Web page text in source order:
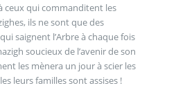
ceux qui commanditent les
ils ne sont que des
saignent l’Arbre à chaque fois
soucieux de l’avenir de son
les mènera un jour à scier les
leurs familles sont assises !